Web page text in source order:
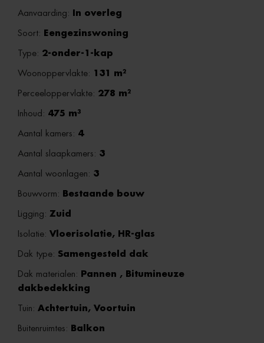
Aanvaarding: In overleg
Soort: Eengezinswoning
Type: 2-onder-1-kap
Woonoppervlakte: 131 m²
Perceeloppervlakte: 278 m²
Inhoud: 475 m³
Aantal kamers: 4
Aantal slaapkamers: 3
Aantal woonlagen: 3
Bouwvorm: Bestaande bouw
Ligging: Zuid
Isolatie: Vloerisolatie, HR-glas
Dak type: Samengesteld dak
Dak materialen:
Pannen , Bitumineuze
dakbedekking
Tuin: Achtertuin, Voortuin
Buitenruimtes: Balkon